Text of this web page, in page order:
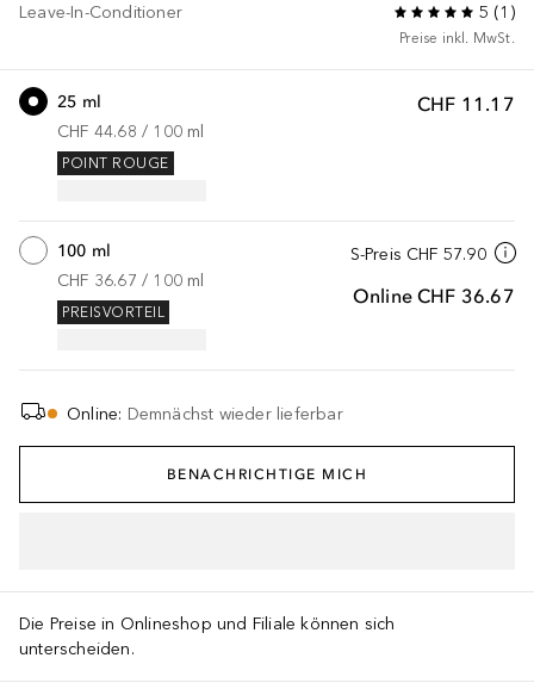
Leave-In-Conditioner 5 (1 )
Preise inkl. MwSt.
CHF 11.17
25 ml
CHF 44.68 / 100 ml
POINT ROUGE
S-Preis CHF 57.90
Online CHF 36.67
100 ml
CHF 36.67 / 100 ml
PREISVORTEIL
Online: Demnächst wieder lieferbar
BENACHRICHTIGE MICH
Die Preise in Onlineshop und Filiale können sich
unterscheiden.